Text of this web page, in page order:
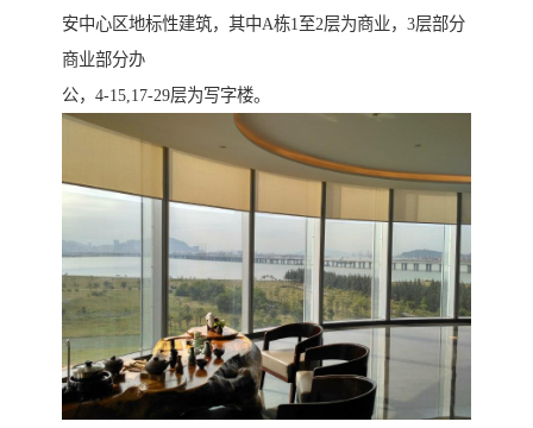
安中心区地标性建筑，其中A栋1至2层为商业，3层部分
商业部分办
公，4-15,17-29层为写字楼。